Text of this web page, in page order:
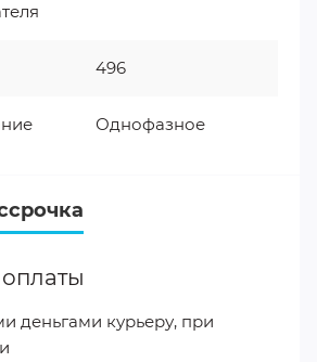
496
Однофазное
деньгами курьеру, при